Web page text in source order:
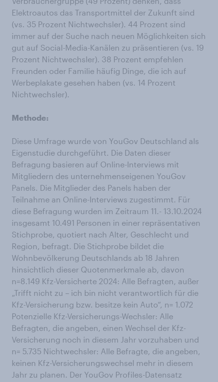
Elektroautos das Transportmittel der Zukunft sind
(vs. 35 Prozent Nichtwechsler). 44 Prozent sind
immer auf der Suche nach neuen Möglichkeiten sich
gut auf Social-Media-Kanälen zu präsentieren (vs. 19
Prozent Nichtwechsler). 38 Prozent empfehlen
Freunden oder Familie häufig Dinge, die ich auf
Werbeplakate gesehen haben (vs. 14 Prozent
Nichtwechsler).
Methode:
Diese Umfrage wurde von YouGov Deutschland als
Eigenstudie durchgeführt. Die Daten dieser
Befragung basieren auf Online-Interviews mit
Mitgliedern des unternehmenseigenen YouGov
Panels. Die Mitglieder des Panels haben der
Teilnahme an Online-Interviews zugestimmt. Für
diese Befragung wurden im Zeitraum 11.- 13.10.2024
insgesamt 10.491 Personen in einer repräsentativen
Stichprobe, quotiert nach Alter, Geschlecht und
Region, befragt. Die Stichprobe bildet die
Wohnbevölkerung Deutschlands ab 18 Jahren
hinsichtlich dieser Quotenmerkmale ab, davon
n=8.149 Kfz-Versicherte 2024: Alle Befragten, außer
„Trifft nicht zu – ich bin nicht verantwortlich für die
Kfz-Versicherung bzw. besitze kein Auto“, n= 1.072
Potenzielle Kfz-Versicherungs-Wechsler: Alle
Befragten, die angeben, einen Wechsel der Kfz-
Versicherung noch in diesem Jahr vorzuhaben und
n= 5.735 Nichtwechsler: Alle Befragte, die angeben,
keinen Kfz-Versicherungswechsel mehr in diesem
Jahr zu planen. Der YouGov Profiles-Datensatz